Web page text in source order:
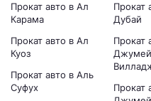
Прокат авто в Ал
Карама
Прокат авто в Ал
Куоз
Прокат авто в Аль
Суфух
Прокат
Дубай
Прокат
Прокат